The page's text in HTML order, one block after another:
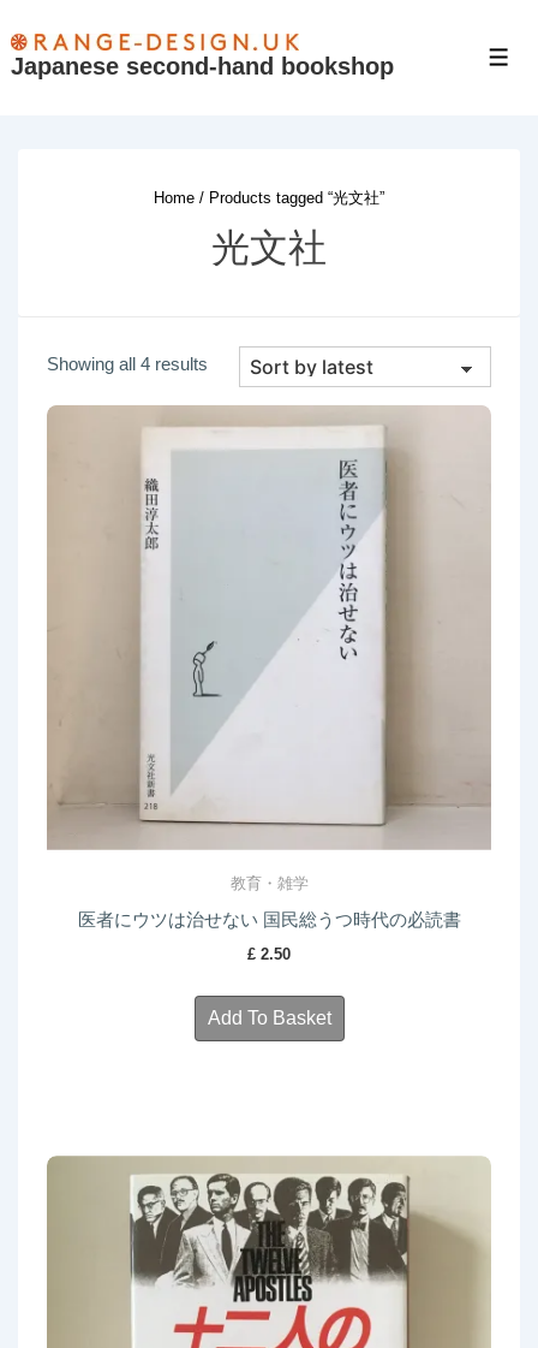
Skip
Japanese second-hand bookshop
Home / Products tagged “光文社”
光文社
Showing all 4 results Sorted
教育・雑学
医者にウツは治せない 国民総うつ時代の必読書
£ 2.50
Add To Basket